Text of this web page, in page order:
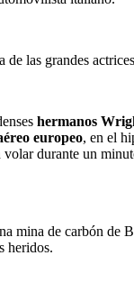
de las grandes
hermanos
europeo, en el
durante un
mina de carbón de
heridos.